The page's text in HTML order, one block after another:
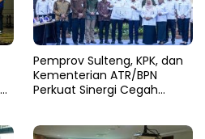
Pemprov Sulteng, KPK, dan
Kementerian ATR/BPN
Perkuat Sinergi Cegah